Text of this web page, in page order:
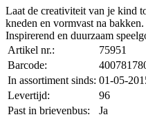
Laat de creativiteit van je kind
kneden en vormvast na
Inspirerend en duurzaam
Artikel nr.:
75951
Barcode:
In assortiment sinds: 01-05-
Levertijd:
96
Past in brievenbus:
Ja